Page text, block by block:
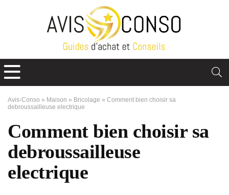
Avis-Conso » Maison » Bricolage » Comment bien choisir sa
debroussailleuse electrique
Comment bien choisir sa
debroussailleuse
electrique